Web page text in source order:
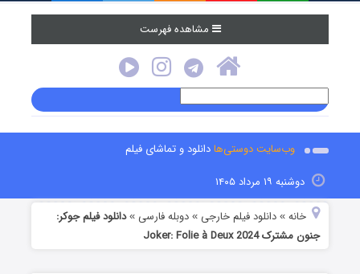
مشاهده فهرست
وب‌سایت دوستی‌هادانلود و تماشای فیلم
دوشنبه ۱۹ مرداد ۱۴۰۵
خانه »دانلود فیلم خارجی »دوبله فارسی »دانلود فیلم جوکر:
جنون مشترک Joker: Folie à Deux 2024